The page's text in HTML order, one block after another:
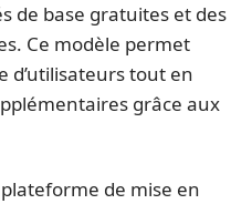
de base gratuites et des
Ce modèle permet
d’utilisateurs tout en
grâce aux
de mise en